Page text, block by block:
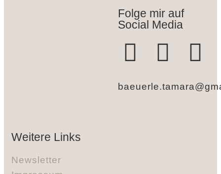
Folge mir auf
Social Media
Weitere Links
Newsletter